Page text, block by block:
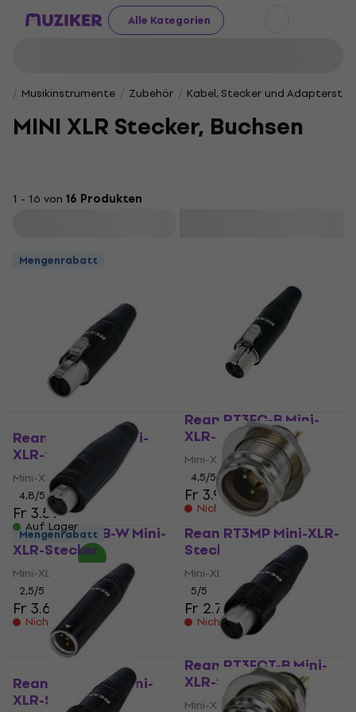
Alle Kategorien
Musikinstrumente Zubehör Kabel, Stecker und
MINI XLR Stecker, Buchsen
1 - 16 von 16 Produkten
Mengenrabatt
Rean RT4FC-B Mini-
XLR-Stecker
Mini-XLR-Stecker
4,8/5
Fr 3.59
Auf Lager
Rean RT3FC-B Mini-
XLR-Stecker
Mini-XLR-Stecker
4,5/5
Fr 3.99
Nicht auf Lager
Rean RT3FC-B-W Mini-
XLR-Stecker
Mini-XLR-Stecker
2,5/5
Fr 3.69
Nicht auf Lager
Rean RT3MP Mini-XLR-
Stecker
Mini-XLR-Stecker
5/5
Fr 2.79
Nicht auf Lager
Mengenrabatt
Rean RT4MC-B Mini-
XLR-Stecker
Rean RT3FCT-B Mini-
XLR-Stecker
Mini-XLR-Stecker